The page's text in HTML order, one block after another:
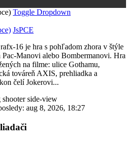
Toggle Dropdown
JsPCE
16 je hra s pohľadom zhora v štýle
Pac-Manovi alebo Bombermanovi. Hra
na filme: ulice Gothamu,
továreň AXIS, prehliadka a
čelí Jokerovi...
shooterside-view
aug 8, 2026, 18:27